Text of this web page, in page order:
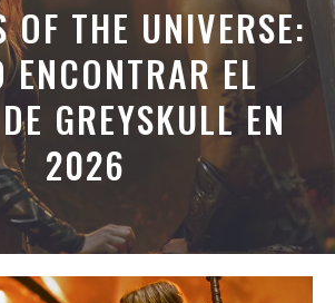
OF THE UNIVERSE:
ENCONTRAR EL
GREYSKULL EN
2026